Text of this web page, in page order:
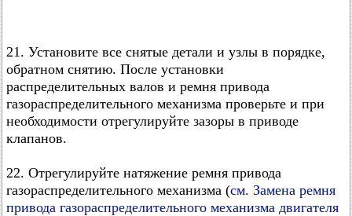
21. Установите все снятые детали и узлы в порядке,
обратном снятию. После установки
распределительных валов и ремня привода
газораспределительного механизма проверьте и при
необходимости отрегулируйте зазоры в приводе
клапанов.
22. Отрегулируйте натяжение ремня привода
газораспределительного механизма (см. Замена ремня
привода газораспределительного механизма двигателя